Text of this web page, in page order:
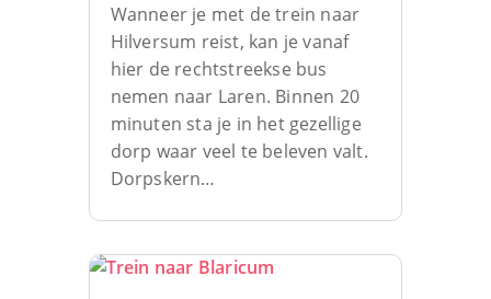
Wanneer je met de trein naar
Hilversum reist, kan je vanaf
hier de rechtstreekse bus
nemen naar Laren. Binnen 20
minuten sta je in het gezellige
dorp waar veel te beleven valt.
Dorpskern…